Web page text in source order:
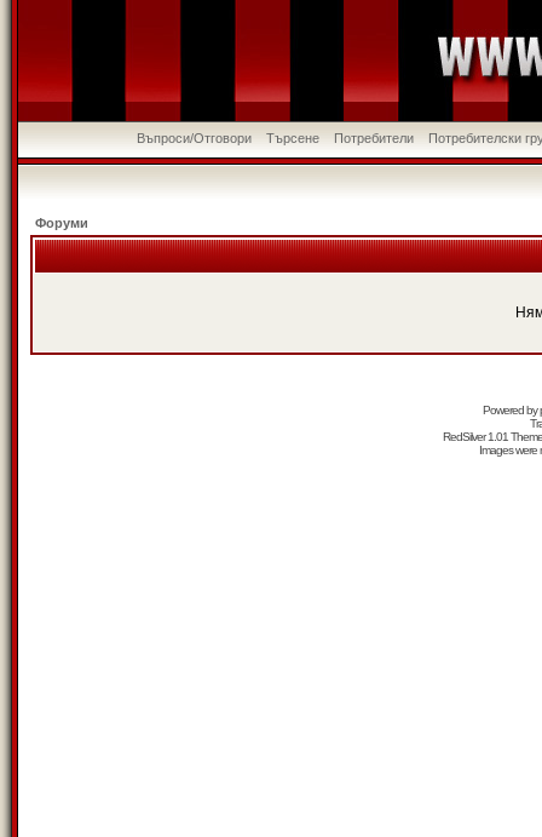
Въпроси/Отговори Търсене Потребители Потребителски
Форуми
Powered by
RedSilver 1.01
Images were